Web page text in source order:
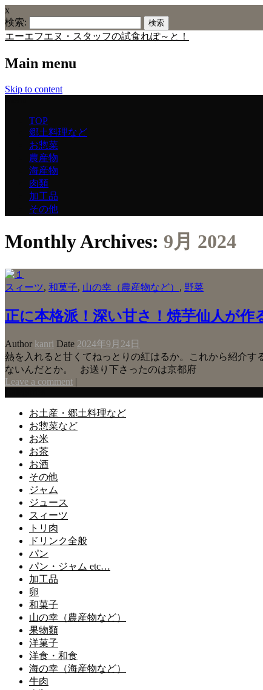
x
検索:
エーエフエヌ・スタッフの試食れぽ～と！
Main menu
Skip to content
TOP
郷土料理など
お惣菜
農産物
海産物
肉類
加工品
その他
Monthly Archives: 9月 2024
スィーツ, 和菓子, 山の幸（農産物など） , 野菜
正に本格派！深い甘さ！焼芋仙人が
Author kanri Date 2024年9月24日
熱を入れると甘くてねっとりの紅はるか。これから紹介
ないんだとか。 お送り下さったのは京都府
Leave a comment |
お土産・郷土料理など
お惣菜など
お米
お茶
お酒
その他
ジャム
ジュース
スィーツ
トリ肉
ドリンク全般
パン
パン・ジャム etc…
加工品
卵
和菓子
山の幸（農産物など）
果物類
洋菓子
洋食・和食
海の幸（海産物など）
牛肉